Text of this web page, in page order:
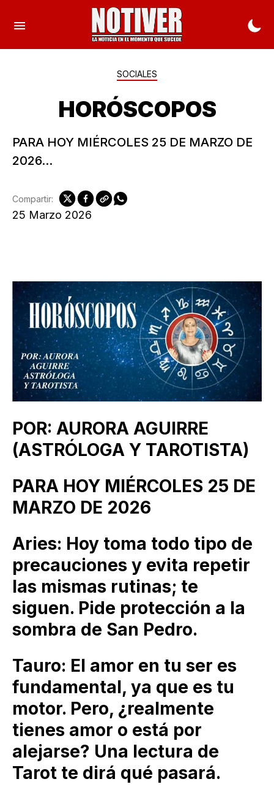
SOCIALES
HORÓSCOPOS
PARA HOY MIÉRCOLES 25 DE MARZO DE
2026...
25 Marzo 2026
Compartir:
POR: AURORA AGUIRRE
(ASTRÓLOGA Y TAROTISTA)
PARA HOY MIÉRCOLES 25 DE
MARZO DE 2026
Aries: Hoy toma todo tipo de
precauciones y evita repetir
las mismas rutinas; te
siguen. Pide protección a la
sombra de San Pedro.
Tauro: El amor en tu ser es
fundamental, ya que es tu
motor. Pero, ¿realmente
tienes amor o está por
alejarse? Una lectura de
Tarot te dirá qué pasará.